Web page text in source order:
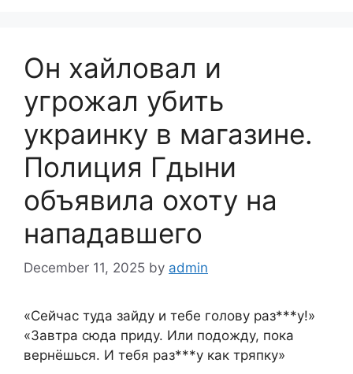
Он хайловал и
угрожал убить
украинку в магазине.
Полиция Гдыни
объявила охоту на
нападавшего
December 11, 2025 by admin
«Сейчас туда зайду и тебе голову раз***у!»
«Завтра сюда приду. Или подожду, пока
вернёшься. И тебя раз***у как тряпку»